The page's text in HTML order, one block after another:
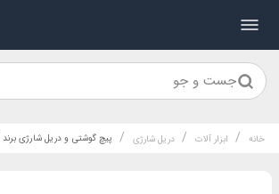
جست و جو
خانه / ابزار آلات / دریل شارژي / پیچ گوشتی و دریل شارژی برند NANWEI مدل NW-4E13